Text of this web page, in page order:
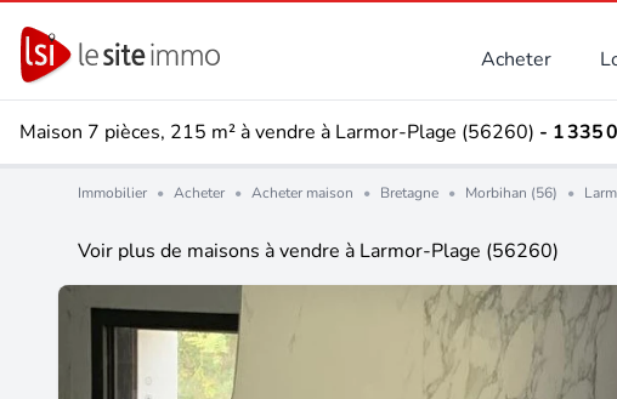
Acheter
Maison 7 pièces, 215 m² à vendre à Larmor-Plage (56260) - 1 335
Immobilier • Acheter • Acheter maison • Bretagne • Morbihan (56) •
Voir plus de maisons à vendre à Larmor-Plage (56260)